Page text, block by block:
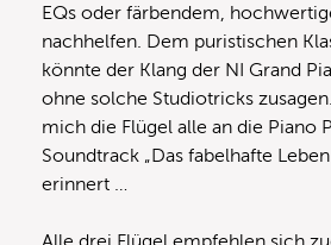
EQs oder färbendem,
nachhelfen. Dem puristischen
könnte der Klang der NI Grand
ohne solche Studiotricks
mich die Flügel alle an die Piano
Soundtrack „Das fabelhafte
erinnert …